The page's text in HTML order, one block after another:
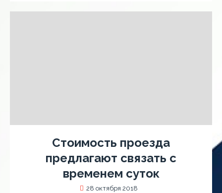
Стоимость проезда
предлагают связать с
временем суток
28 октября 2018